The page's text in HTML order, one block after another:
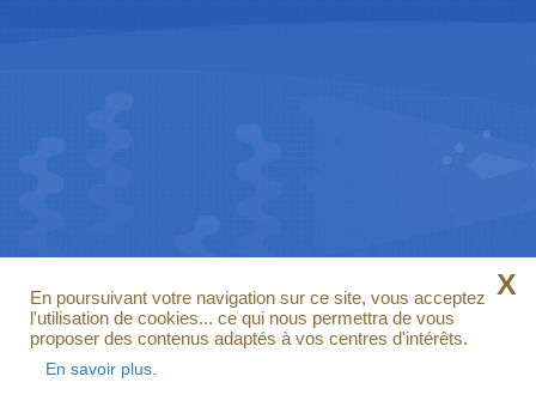
En poursuivant votre navigation sur ce site, vous acceptez
l'utilisation de cookies... ce qui nous permettra de vous
proposer des contenus adaptés à vos centres d'intérêts.
En savoir plus.
X